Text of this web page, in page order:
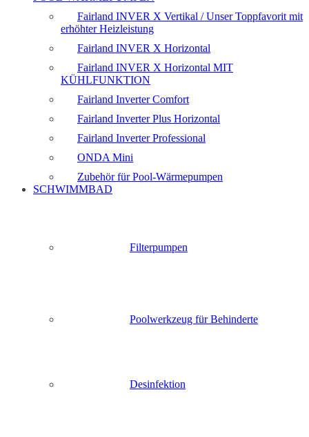
Fairland INVER X Vertikal / Unser Toppfavorit mit
erhöhter Heizleistung
Fairland INVER X Horizontal
Fairland INVER X Horizontal MIT
KÜHLFUNKTION
Fairland Inverter Comfort
Fairland Inverter Plus Horizontal
Fairland Inverter Professional
ONDA Mini
Zubehör für Pool-Wärmepumpen
SCHWIMMBAD
Filterpumpen
Poolwerkzeug für Behinderte
Desinfektion